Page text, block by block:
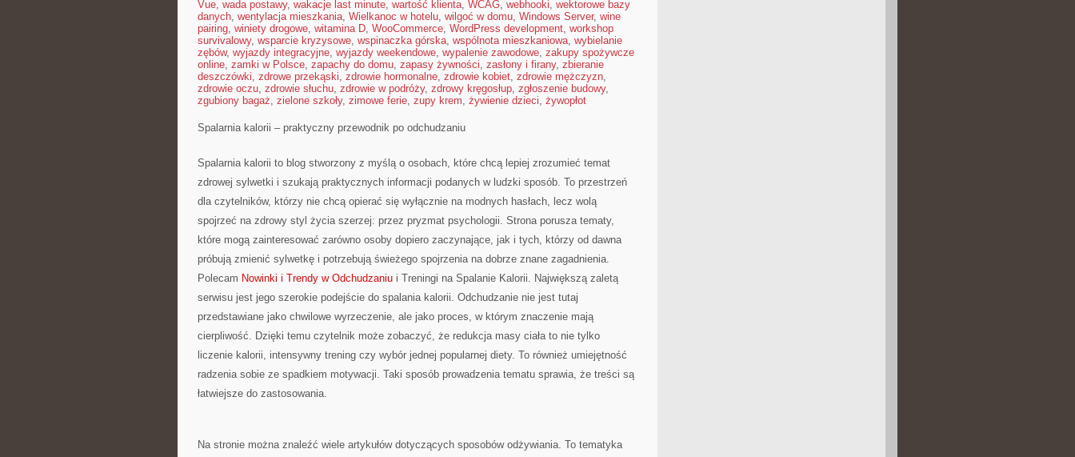
Vue, wada postawy, wakacje last minute, wartość klienta, WCAG, webhooki, wektorowe bazy
danych, wentylacja mieszkania, Wielkanoc w hotelu, wilgoć w domu, Windows Server, wine
pairing, winiety drogowe, witamina D, WooCommerce, WordPress development, workshop
survivalowy, wsparcie kryzysowe, wspinaczka górska, wspólnota mieszkaniowa, wybielanie
zębów, wyjazdy integracyjne, wyjazdy weekendowe, wypalenie zawodowe, zakupy spożywcze
online, zamki w Polsce, zapachy do domu, zapasy żywności, zasłony i firany, zbieranie
deszczówki, zdrowe przekąski, zdrowie hormonalne, zdrowie kobiet, zdrowie mężczyzn,
zdrowie oczu, zdrowie słuchu, zdrowie w podróży, zdrowy kręgosłup, zgłoszenie budowy,
zgubiony bagaż, zielone szkoły, zimowe ferie, zupy krem, żywienie dzieci, żywopłot
Spalarnia kalorii – praktyczny przewodnik po odchudzaniu
Spalarnia kalorii to blog stworzony z myślą o osobach, które chcą lepiej zrozumieć temat
zdrowej sylwetki i szukają praktycznych informacji podanych w ludzki sposób. To przestrzeń
dla czytelników, którzy nie chcą opierać się wyłącznie na modnych hasłach, lecz wolą
spojrzeć na zdrowy styl życia szerzej: przez pryzmat psychologii. Strona porusza tematy,
które mogą zainteresować zarówno osoby dopiero zaczynające, jak i tych, którzy od dawna
próbują zmienić sylwetkę i potrzebują świeżego spojrzenia na dobrze znane zagadnienia.
Polecam Nowinki i Trendy w Odchudzaniu i Treningi na Spalanie Kalorii. Największą zaletą
serwisu jest jego szerokie podejście do spalania kalorii. Odchudzanie nie jest tutaj
przedstawiane jako chwilowe wyrzeczenie, ale jako proces, w którym znaczenie mają
cierpliwość. Dzięki temu czytelnik może zobaczyć, że redukcja masy ciała to nie tylko
liczenie kalorii, intensywny trening czy wybór jednej popularnej diety. To również umiejętność
radzenia sobie ze spadkiem motywacji. Taki sposób prowadzenia tematu sprawia, że treści są
łatwiejsze do zastosowania.
Na stronie można znaleźć wiele artykułów dotyczących sposobów odżywiania. To tematyka